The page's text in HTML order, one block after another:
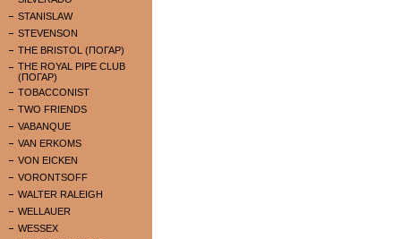
STANISLAW
STEVENSON
THE BRISTOL (ПОГАР)
THE ROYAL PIPE CLUB
(ПОГАР)
TOBACCONIST
TWO FRIENDS
VABANQUE
VAN ERKOMS
VON EICKEN
VORONTSOFF
WALTER RALEIGH
WELLAUER
WESSEX